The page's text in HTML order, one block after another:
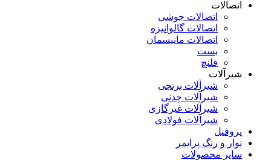
اتصالات
اتصالات جوشی
اتصالات گالوانیزه
اتصالات مانیسمان
بست
فلنچ
شیرآلات
شیرآلات برنجی
شیرآلات چدنی
شیرآلات غیرگازی
شیرآلات فولادی
پروفیل
نوار و رنگ پرایمر
سایر محصولات